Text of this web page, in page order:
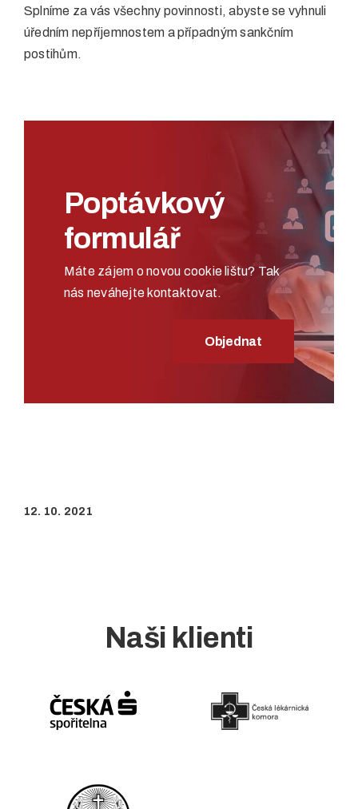
Splníme za vás všechny povinnosti, abyste se vyhnuli
úředním nepříjemnostem a případným sankčním
postihům.
Poptávkový
formulář
Máte zájem o novou cookie lištu? Tak
nás neváhejte kontaktovat.
Objednat
12. 10. 2021
Naši klienti